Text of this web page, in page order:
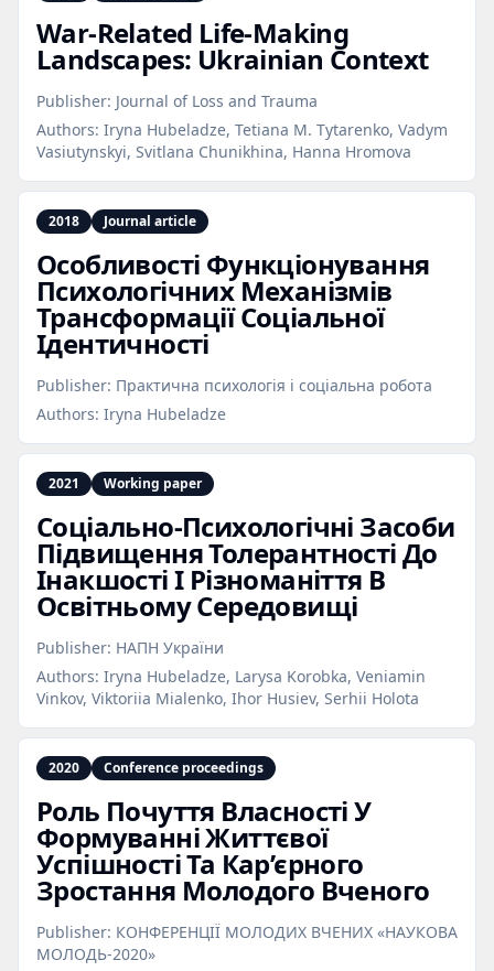
War‑Related Life‑Making
Landscapes: Ukrainian Context
Publisher: Journal of Loss and Trauma
Authors: Iryna Hubeladze, Tetiana M. Tytarenko, Vadym
Vasiutynskyi, Svitlana Chunikhina, Hanna Hromova
2018 Journal article
Особливості Функціонування
Психологічних Механізмів
Трансформації Соціальної
Ідентичності
Publisher: Практична психологія і соціальна робота
Authors: Iryna Hubeladze
2021 Working paper
Соціально‑Психологічні Засоби
Підвищення Толерантності До
Інакшості І Різноманіття В
Освітньому Середовищі
Publisher: НАПН України
Authors: Iryna Hubeladze, Larysa Korobka, Veniamin
Vinkov, Viktoriia Mialenko, Ihor Husiev, Serhii Holota
2020 Conference proceedings
Роль Почуття Власності У
Формуванні Життєвої
Успішності Та Кар’єрного
Зростання Молодого Вченого
Publisher: КОНФЕРЕНЦІЇ МОЛОДИХ ВЧЕНИХ «НАУКОВА
МОЛОДЬ-2020»